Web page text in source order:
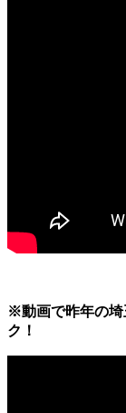
※動画で昨年の埼
ク！